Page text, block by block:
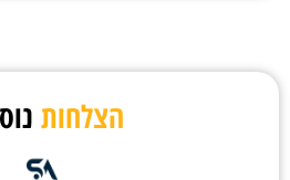
הצלחות